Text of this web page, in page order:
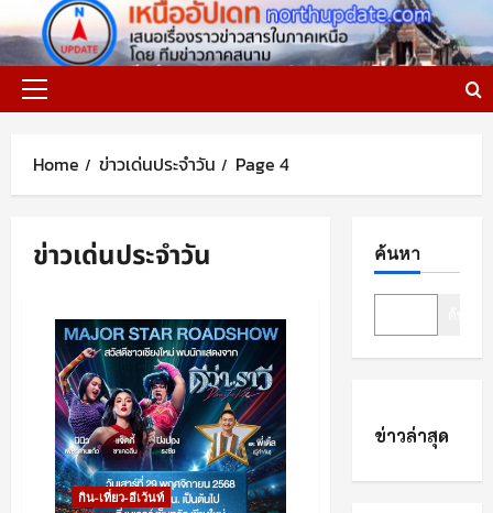
to
content
Primary
Home ข่าวเด่นประจำวัน Page 4
ข่าวเด่นประจำวัน
กิน-เที่ยว-อีเว้นท์
ค้นหา
ข่าวล่าสุด